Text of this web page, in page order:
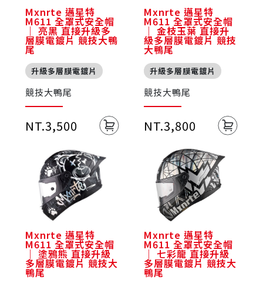
Mxnrte 邁星特
M611 全罩式安全帽
｜ 亮黑 直接升級多
層膜電鍍片 競技大鴨
尾
升級多層膜電鍍片
競技大鴨尾
NT.3,500
Mxnrte 邁星特
M611 全罩式安全帽
｜ 金枝玉葉 直接升
級多層膜電鍍片 競技
大鴨尾
升級多層膜電鍍片
競技大鴨尾
NT.3,800
Mxnrte 邁星特
M611 全罩式安全帽
｜ 塗鴉熊 直接升級
多層膜電鍍片 競技大
鴨尾
Mxnrte 邁星特
M611 全罩式安全帽
｜ 七彩龍 直接升級
多層膜電鍍片 競技大
鴨尾